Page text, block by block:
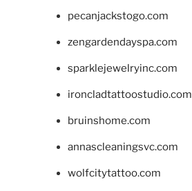
pecanjackstogo.com
zengardendayspa.com
sparklejewelryinc.com
ironcladtattoostudio.com
bruinshome.com
annascleaningsvc.com
wolfcitytattoo.com